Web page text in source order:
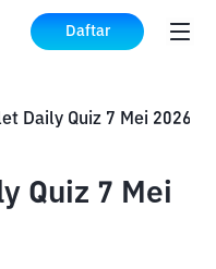
Daftar
Daily Quiz 7 Mei 2026
Quiz 7 Mei